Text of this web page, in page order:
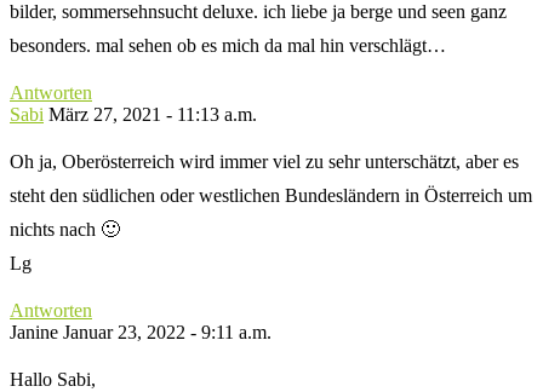
bilder, sommersehnsucht deluxe. ich liebe ja berge und seen ganz
besonders. mal sehen ob es mich da mal hin verschlägt…
Antworten
Sabi März 27, 2021 - 11:13 a.m.
Oh ja, Oberösterreich wird immer viel zu sehr unterschätzt, aber es
steht den südlichen oder westlichen Bundesländern in Österreich um
nichts nach 🙂
Lg
Antworten
Janine Januar 23, 2022 - 9:11 a.m.
Hallo Sabi,